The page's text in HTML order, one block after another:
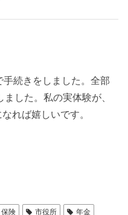
続きをしました。全部
した。私の実体験が、
れば嬉しいです。
保険 市役所
年金